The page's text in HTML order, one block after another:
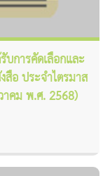
บการคัดเลือกและ
อ ประจำไตรมาส
คม พ.ศ. 2568)